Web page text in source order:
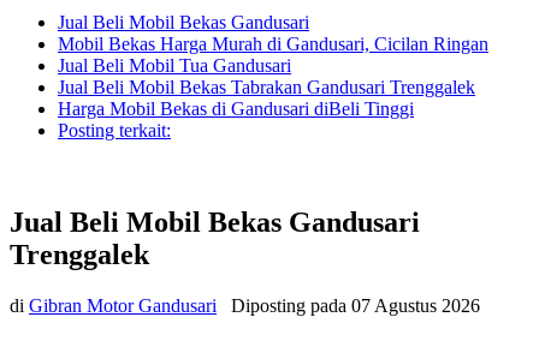
Jual Beli Mobil Bekas Gandusari
Mobil Bekas Harga Murah di Gandusari, Cicilan Ringan
Jual Beli Mobil Tua Gandusari
Jual Beli Mobil Bekas Tabrakan Gandusari Trenggalek
Harga Mobil Bekas di Gandusari diBeli Tinggi
Posting terkait:
Jual Beli Mobil Bekas Gandusari
Trenggalek
di Gibran Motor Gandusari Diposting pada 07 Agustus 2026